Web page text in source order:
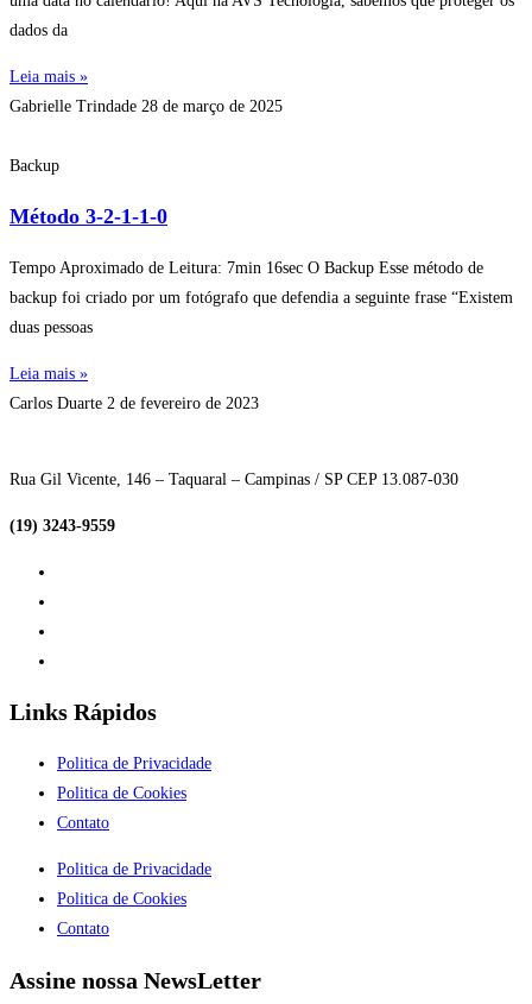
dados da
Leia mais »
Gabrielle Trindade 28 de março de 2025
Backup
Método 3-2-1-1-0
Tempo Aproximado de Leitura: 7min 16sec O Backup Esse método de
backup foi criado por um fotógrafo que defendia a seguinte frase “Existem
duas pessoas
Leia mais »
Carlos Duarte 2 de fevereiro de 2023
Rua Gil Vicente, 146 – Taquaral – Campinas / SP CEP 13.087-030
(19) 3243-9559
Links Rápidos
Politica de Privacidade
Politica de Cookies
Contato
Politica de Privacidade
Politica de Cookies
Contato
Assine nossa NewsLetter